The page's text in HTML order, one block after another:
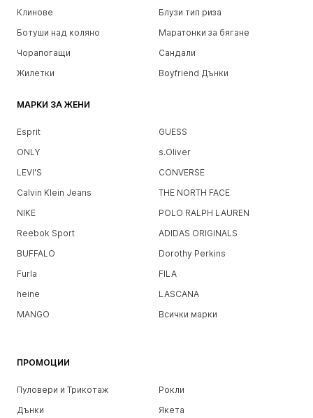
Клинове
Блузи тип риза
Ботуши над коляно
Маратонки за бягане
Чорапогащи
Сандали
Жилетки
Boyfriend Дънки
МАРКИ ЗА ЖЕНИ
Esprit
GUESS
ONLY
s.Oliver
LEVI'S
CONVERSE
Calvin Klein Jeans
THE NORTH FACE
NIKE
POLO RALPH LAUREN
Reebok Sport
ADIDAS ORIGINALS
BUFFALO
Dorothy Perkins
Furla
FILA
heine
LASCANA
MANGO
Всички марки
ПРОМОЦИИ
Пуловери и Трикотаж
Рокли
Дънки
Якета